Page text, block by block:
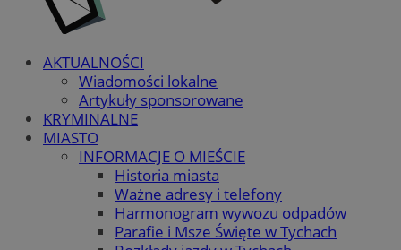
AKTUALNOŚCI
Wiadomości lokalne
Artykuły sponsorowane
KRYMINALNE
MIASTO
INFORMACJE O MIEŚCIE
Historia miasta
Ważne adresy i telefony
Harmonogram wywozu odpadów
Parafie i Msze Święte w Tychach